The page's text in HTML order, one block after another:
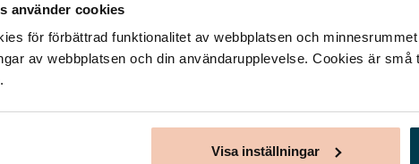
använder cookies
för förbättrad funktionalitet av webbplatsen och
av webbplatsen och din användarupplevelse. Cookies är
Visa inställningar
som grundades för att kunna
enkelt och tryggt sätt att ordna
finns vi tillgängliga på
var, när och hur du planerar